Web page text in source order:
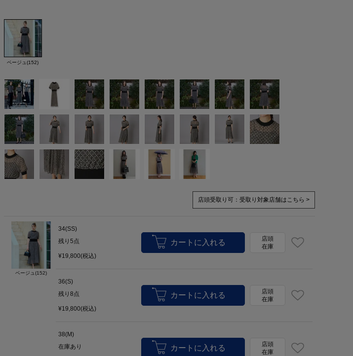
ベージュ(152)
店頭受取り可： 受取り対象店舗はこちら >
ベージュ(152)
34(SS)
残り 5点
¥19,800(税込)
店頭
在庫
36(S)
残り 8点
¥19,800(税込)
店頭
在庫
38(M)
在庫あり
店頭
在庫